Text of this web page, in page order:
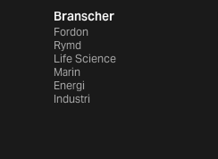
Branscher
Fordon
Rymd
Life Science
Marin
Energi
Industri